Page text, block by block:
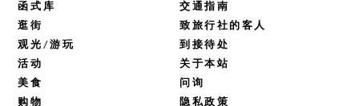
函式库
逛街
观光/游玩
活动
美食
购物
交通指南
致旅行社的客人
到接待处
关于本站
问询
隐私政策